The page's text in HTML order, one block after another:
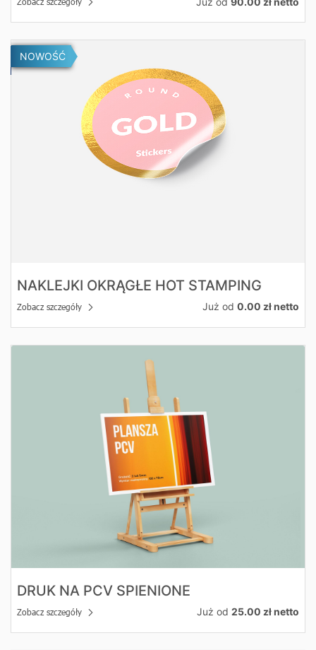
NOWOŚĆ
NAKLEJKI OKRĄGŁE HOT STAMPING
Już od 0.00 zł netto
Zobacz szczegóły
Zobacz szczegóły Naklejki okrągłe hot stamping
DRUK NA PCV SPIENIONE
Już od 25.00 zł netto
Zobacz szczegóły